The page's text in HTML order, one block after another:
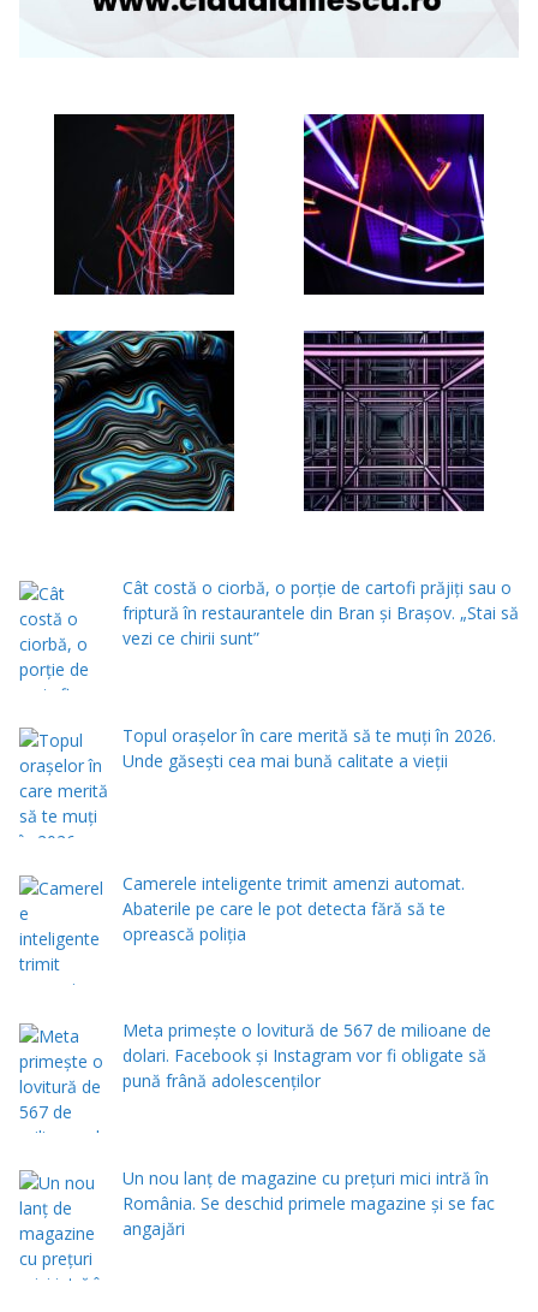
Cât costă o ciorbă, o porţie de cartofi prăjiţi sau o
friptură în restaurantele din Bran şi Braşov. „Stai să
vezi ce chirii sunt”
Topul orașelor în care merită să te muți în 2026.
Unde găsești cea mai bună calitate a vieții
Camerele inteligente trimit amenzi automat.
Abaterile pe care le pot detecta fără să te
oprească poliția
Meta primește o lovitură de 567 de milioane de
dolari. Facebook și Instagram vor fi obligate să
pună frână adolescenților
Un nou lanț de magazine cu prețuri mici intră în
România. Se deschid primele magazine și se fac
angajări